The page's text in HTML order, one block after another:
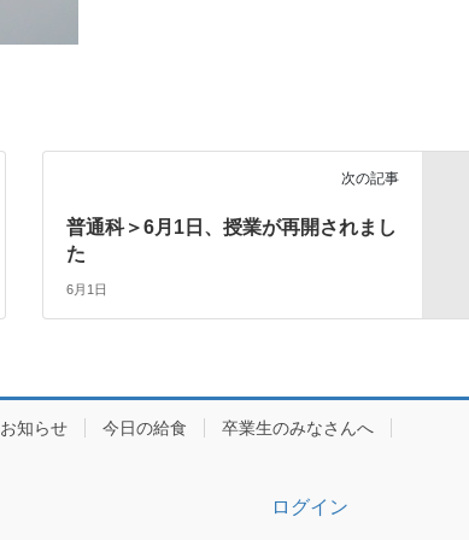
次の記事
普通科＞6月1日、授業が再開されまし
た
6月1日
お知らせ 今日の給食 卒業生のみなさんへ
ログイン